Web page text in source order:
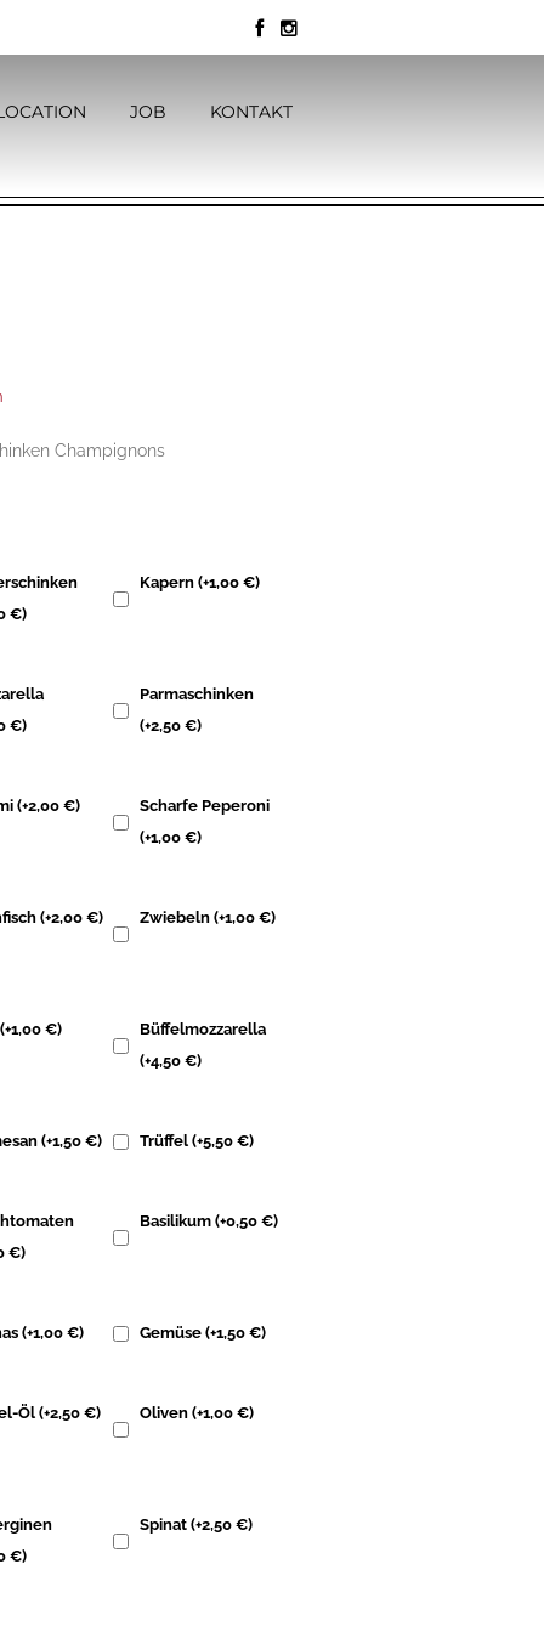
JOB KONTAKT
Champignons
€)
Kapern (+1,00 €)
€)
Parmaschinken
(+2,50 €)
(+2,00€)
Scharfe Peperoni
(+1,00 €)
(+2,00€) Zwiebeln (+1,00 €)
(+1,00€)
Büffelmozzarella
(+4,50 €)
(+1,50€) Trüffel (+5,50 €)
€)
Basilikum (+0,50 €)
(+1,00€) Gemüse (+1,50 €)
Öl(+2,50€) Oliven (+1,00 €)
€)
Spinat (+2,50 €)